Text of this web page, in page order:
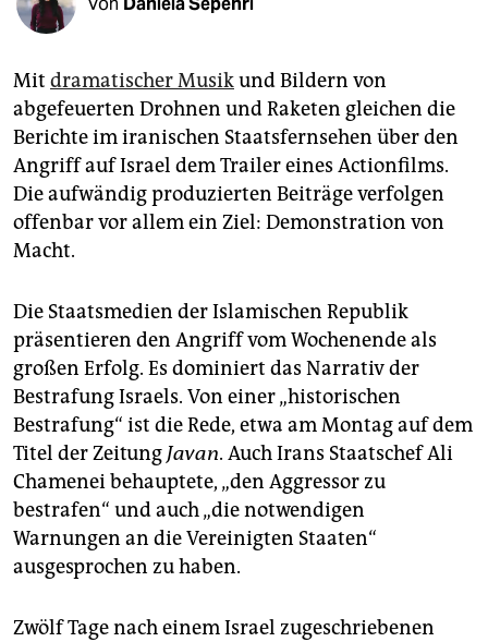
abo
genossenschaft
epaper login
Mit dramatischer Musikund Bildern von
abgefeuerten Drohnen und Raketen gleichen die
Berichte im iranischen Staatsfernsehen über den
Angriff auf Israel dem Trailer eines Actionfilms.
Die aufwändig produzierten Beiträge verfolgen
offenbar vor allem ein Ziel: Demonstration von
Macht.
Die Staatsmedien der Islamischen Republik
präsentieren den Angriff vom Wochenende als
großen Erfolg. Es dominiert das Narrativ der
Bestrafung Israels. Von einer „historischen
Bestrafung“ ist die Rede, etwa am Montag auf dem
Titel der Zeitung Javan. Auch Irans Staatschef Ali
Chamenei behauptete, „den Aggressor zu
bestrafen“ und auch „die notwendigen
Warnungen an die Vereinigten Staaten“
ausgesprochen zu haben.
Zwölf Tage nach einem Israel zugeschriebenen